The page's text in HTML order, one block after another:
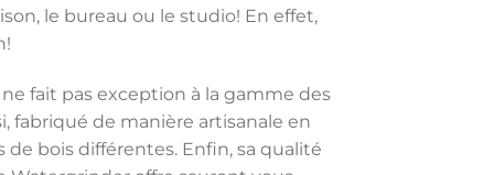
le bureau ou le studio! En effet,
fait pas exception à la gamme des
fabriqué de manière artisanale en
bois différentes. Enfin, sa qualité